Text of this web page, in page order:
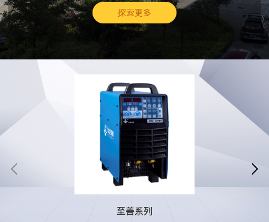
探索更多
至善系列
 